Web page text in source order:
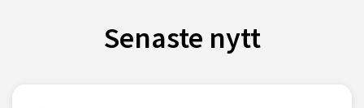
Senaste nytt